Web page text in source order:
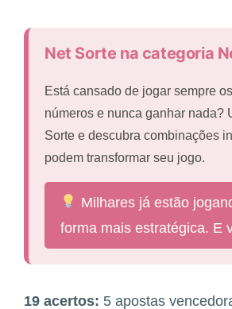
Net Sorte na categoria
Está cansado de jogar sempre
números e nunca ganhar nada?
Sorte e descubra combinações
podem transformar seu jogo.
Milhares já estão
forma mais estratégica. E
19 acertos: 5 apostas